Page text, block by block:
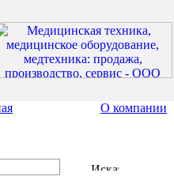
О компании